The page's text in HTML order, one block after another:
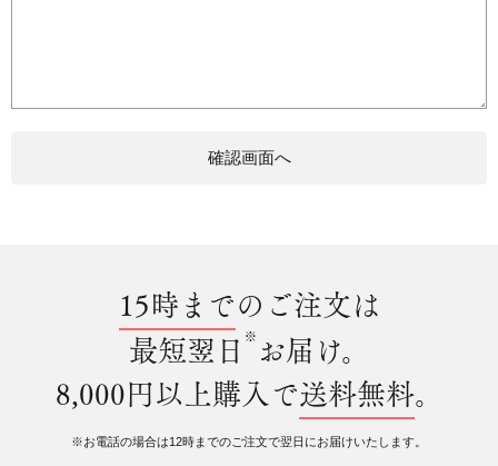
15時までのご注文は
最短翌日 ※ お届け。
8,000円以上購入で送料無料。
※お電話の場合は12時までのご注文で翌日にお届けいたします。